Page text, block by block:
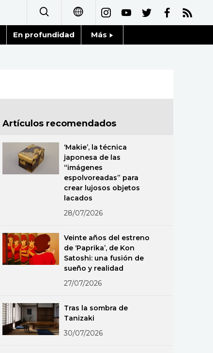
日本語
العربية
Русский
En profundidad Más
Blog
Tokio
Artículos recomendados
‘Makie’, la técnica
japonesa de las
“imágenes
espolvoreadas” para
crear lujosos objetos
lacados
28/07/2026
Veinte años del estreno
de ‘Paprika’, de Kon
Satoshi: una fusión de
sueño y realidad
27/07/2026
Tras la sombra de
Tanizaki
30/07/2026